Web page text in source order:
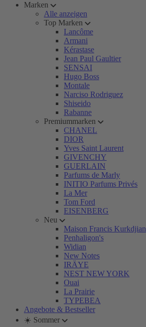
Marken
Alle anzeigen
Top Marken
Lancôme
Armani
Kérastase
Jean Paul Gaultier
SENSAI
Hugo Boss
Montale
Narciso Rodriguez
Shiseido
Rabanne
Premiummarken
CHANEL
DIOR
Yves Saint Laurent
GIVENCHY
GUERLAIN
Parfums de Marly
INITIO Parfums Privés
La Mer
Tom Ford
EISENBERG
Neu
Maison Francis Kurkdjian
Penhaligon's
Widian
New Notes
IRÄYE
NEST NEW YORK
Ouai
La Prairie
TYPEBEA
Angebote & Bestseller
☀️ Sommer